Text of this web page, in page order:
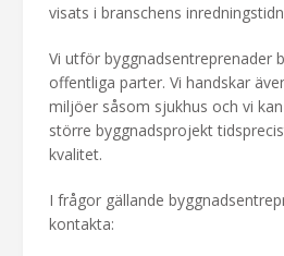
visats i branschens
Vi utför byggnadsentreprenader
offentliga parter. Vi handskar
miljöer såsom sjukhus och vi
större byggnadsprojekt
kvalitet.
I frågor gällande
kontakta: